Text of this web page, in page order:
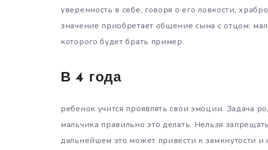
уверенность в себе, говоря о его ловкости,
значение приобретает общение сына с отцом:
которого будет брать пример.
В 4 года
ребенок учится проявлять свои эмоции. Задача
мальчика правильно это делать. Нельзя
дальнейшем это может привести к замкнутости и